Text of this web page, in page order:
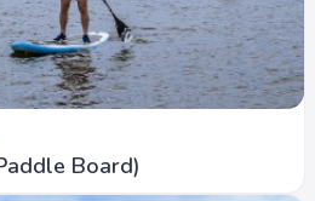
Domiciles
0 1287 1
Board)